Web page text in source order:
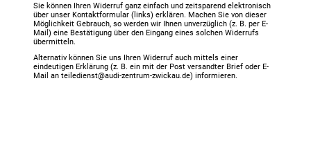
Sie können Ihren Widerruf ganz einfach und zeitsparend elektronisch
über unser Kontaktformular (links) erklären. Machen Sie von dieser
Möglichkeit Gebrauch, so werden wir Ihnen unverzüglich (z. B. per E-
Mail) eine Bestätigung über den Eingang eines solchen Widerrufs
übermitteln.
Alternativ können Sie uns Ihren Widerruf auch mittels einer
eindeutigen Erklärung (z. B. ein mit der Post versandter Brief oder E-
Mail an teiledienst@audi-zentrum-zwickau.de) informieren.